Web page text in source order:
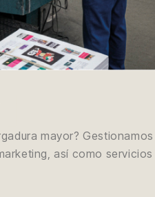
mayor? Gestionamos
así como servicios